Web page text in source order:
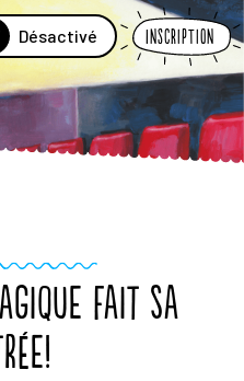
Désactivé Inscription
FAIT SA